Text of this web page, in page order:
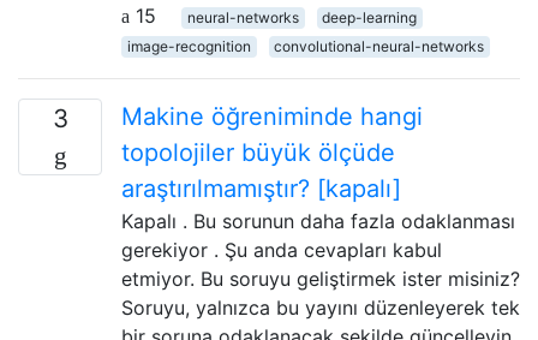
15
neural-networks
deep-learning
image-recognition
convolutional-neural-networks
3
Makine öğreniminde hangi
topolojiler büyük ölçüde
araştırılmamıştır? [kapalı]
Kapalı . Bu sorunun daha fazla odaklanması
gerekiyor . Şu anda cevapları kabul
etmiyor. Bu soruyu geliştirmek ister misiniz?
Soruyu, yalnızca bu yayını düzenleyerek tek